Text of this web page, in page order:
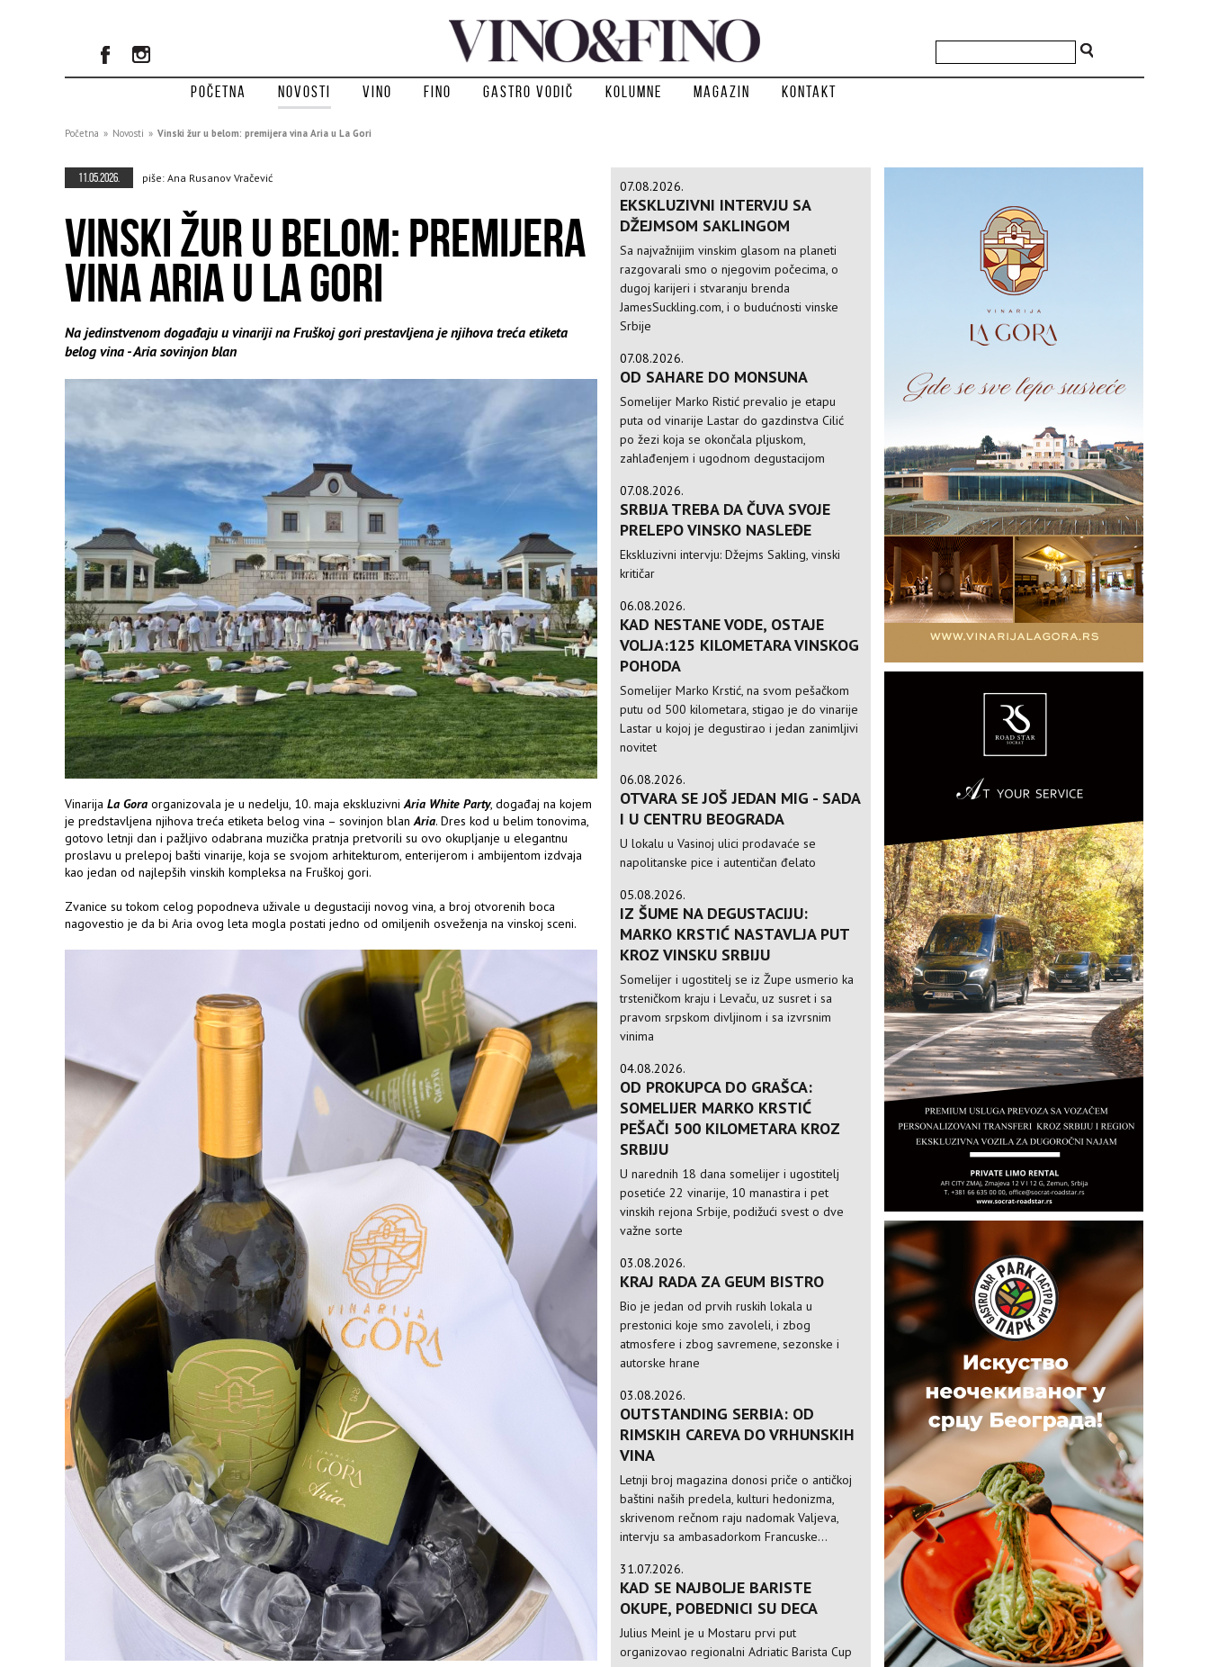
Početna Novosti Vino Fino Gastro vodič Kolumne Magazin Kontakt
Početna » Novosti » Vinski žur u belom: premijera vina Aria u La Gori
11.05.2026. piše: Ana Rusanov Vračević
VINSKI ŽUR U BELOM: PREMIJERA
VINA ARIA U LA GORI
Na jedinstvenom događaju u vinariji na Fruškoj gori prestavljena je njihova treća etiketa
belog vina - Aria sovinjon blan
Vinarija La Gora organizovala je u nedelju, 10. maja ekskluzivniAria White Party, događaj na kojem
je predstavljena njihova treća etiketa belog vina – sovinjon blanAria. Dres kod u belim tonovima,
gotovo letnji dan i pažljivo odabrana muzička pratnja pretvorili su ovo okupljanje u elegantnu
proslavu u prelepoj bašti vinarije, koja se svojom arhitekturom, enterijerom i ambijentom izdvaja
kao jedan od najlepših vinskih kompleksa na Fruškoj gori.
Zvanice su tokom celog popodneva uživale u degustaciji novog vina, a broj otvorenih boca
nagovestio je da bi Aria ovog leta mogla postati jedno od omiljenih osveženja na vinskoj sceni.
07.08.2026.
EKSKLUZIVNI INTERVJU SA
DŽEJMSOM SAKLINGOM
Sa najvažnijim vinskim glasom na planeti
razgovarali smo o njegovim počecima, o
dugoj karijeri i stvaranju brenda
JamesSuckling.com, i o budućnosti vinske
Srbije
07.08.2026.
OD SAHARE DO MONSUNA
Somelijer Marko Ristić prevalio je etapu
puta od vinarije Lastar do gazdinstva Cilić
po žezi koja se okončala pljuskom,
zahlađenjem i ugodnom degustacijom
07.08.2026.
SRBIJA TREBA DA ČUVA SVOJE
PRELEPO VINSKO NASLEĐE
Ekskluzivni intervju: Džejms Sakling, vinski
kritičar
06.08.2026.
KAD NESTANE VODE, OSTAJE
VOLJA:125 KILOMETARA VINSKOG
POHODA
Somelijer Marko Krstić, na svom pešačkom
putu od 500 kilometara, stigao je do vinarije
Lastar u kojoj je degustirao i jedan zanimljivi
novitet
06.08.2026.
OTVARA SE JOŠ JEDAN MIG - SADA
I U CENTRU BEOGRADA
U lokalu u Vasinoj ulici prodavaće se
napolitanske pice i autentičan đelato
05.08.2026.
IZ ŠUME NA DEGUSTACIJU:
MARKO KRSTIĆ NASTAVLJA PUT
KROZ VINSKU SRBIJU
Somelijer i ugostitelj se iz Župe usmerio ka
trsteničkom kraju i Levaču, uz susret i sa
pravom srpskom divljinom i sa izvrsnim
vinima
04.08.2026.
OD PROKUPCA DO GRAŠCA:
SOMELIJER MARKO KRSTIĆ
PEŠAČI 500 KILOMETARA KROZ
SRBIJU
U narednih 18 dana somelijer i ugostitelj
posetiće 22 vinarije, 10 manastira i pet
vinskih rejona Srbije, podižući svest o dve
važne sorte
03.08.2026.
KRAJ RADA ZA GEUM BISTRO
Bio je jedan od prvih ruskih lokala u
prestonici koje smo zavoleli, i zbog
atmosfere i zbog savremene, sezonske i
autorske hrane
03.08.2026.
OUTSTANDING SERBIA: OD
RIMSKIH CAREVA DO VRHUNSKIH
VINA
Letnji broj magazina donosi priče o antičkoj
baštini naših predela, kulturi hedonizma,
skrivenom rečnom raju nadomak Valjeva,
intervju sa ambasadorkom Francuske...
31.07.2026.
KAD SE NAJBOLJE BARISTE
OKUPE, POBEDNICI SU DECA
Julius Meinl je u Mostaru prvi put
organizovao regionalni Adriatic Barista Cup